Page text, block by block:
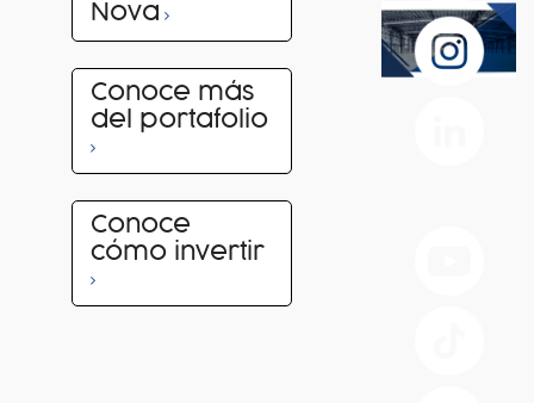
Nova
Conoce más
del portafolio
Conoce
cómo invertir